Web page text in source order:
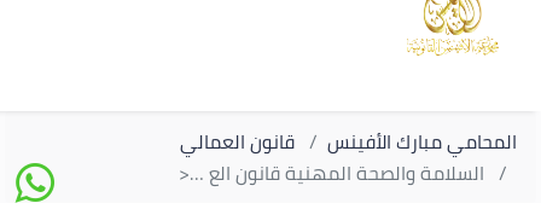
المحامي مبارك الأفينس
قانون العمالي
السلامة والصحة المهنية قانون الع …<